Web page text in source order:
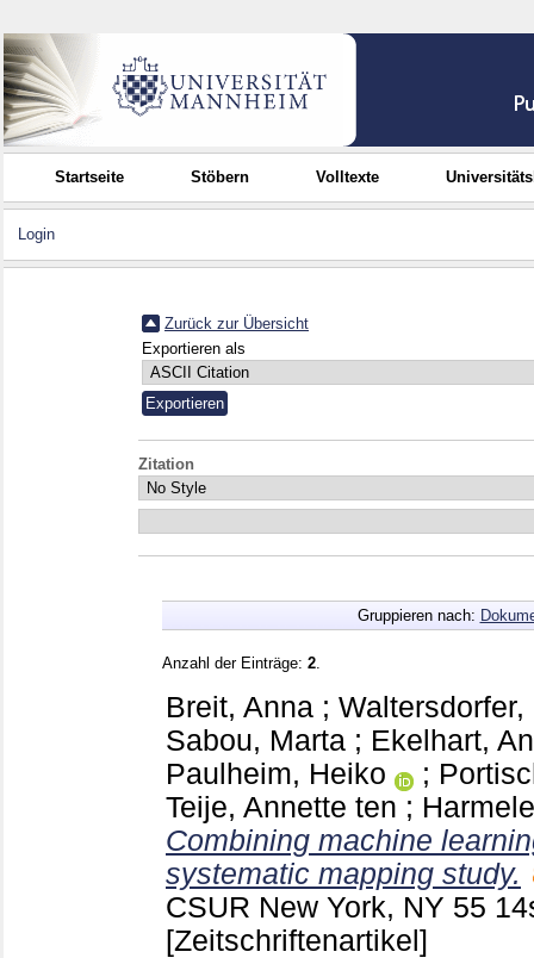
Startseite Stöbern Volltexte
Login
Zurück zur Übersicht
Exportieren als
Zitation
Gruppieren nach:
Anzahl der Einträge: 2
Breit, Anna ; Waltersdorfer,
Sabou, Marta ; Ekelhart,
Paulheim, Heiko
;
Teije, Annette ten ;
Combining machine
systematic mapping study.
CSUR New York, NY 55
[Zeitschriftenartikel]